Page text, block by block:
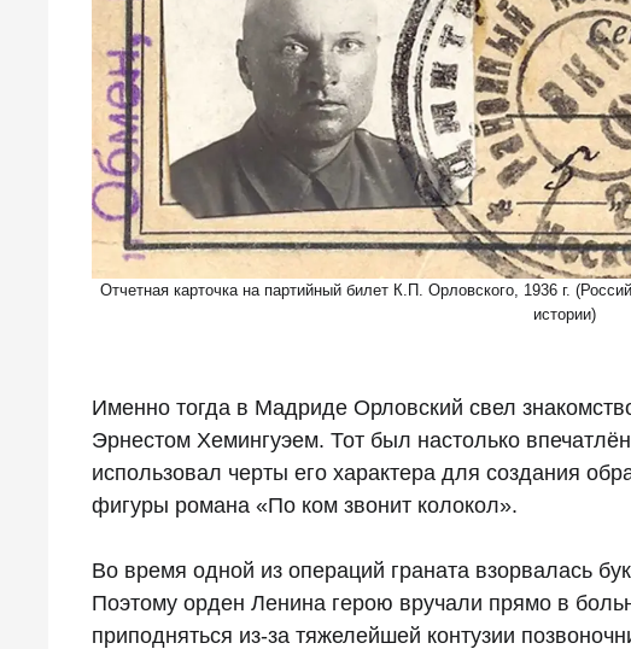
Отчетная карточка на партийный билет К.П. Орловского, 1936 г.
истории)
Именно тогда в Мадриде Орловский свел
Эрнестом Хемингуэем. Тот был настолько
использовал черты его характера для создания
фигуры романа «По ком звонит колокол».
Во время одной из операций граната взорвалась
Поэтому орден Ленина герою вручали прямо в
приподняться из-за тяжелейшей контузии